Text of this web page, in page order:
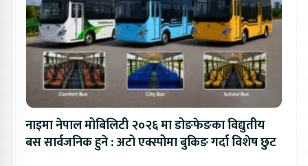
नाइमा नेपाल मोबिलिटी २०२६ मा डोङफेङका विद्युतीय
बस सार्वजनिक हुने : अटो एक्स्पोमा बुकिङ गर्दा विशेष छुट